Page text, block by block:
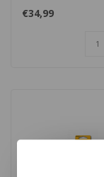
pak van C Cell with
charging cabl..
€34,99